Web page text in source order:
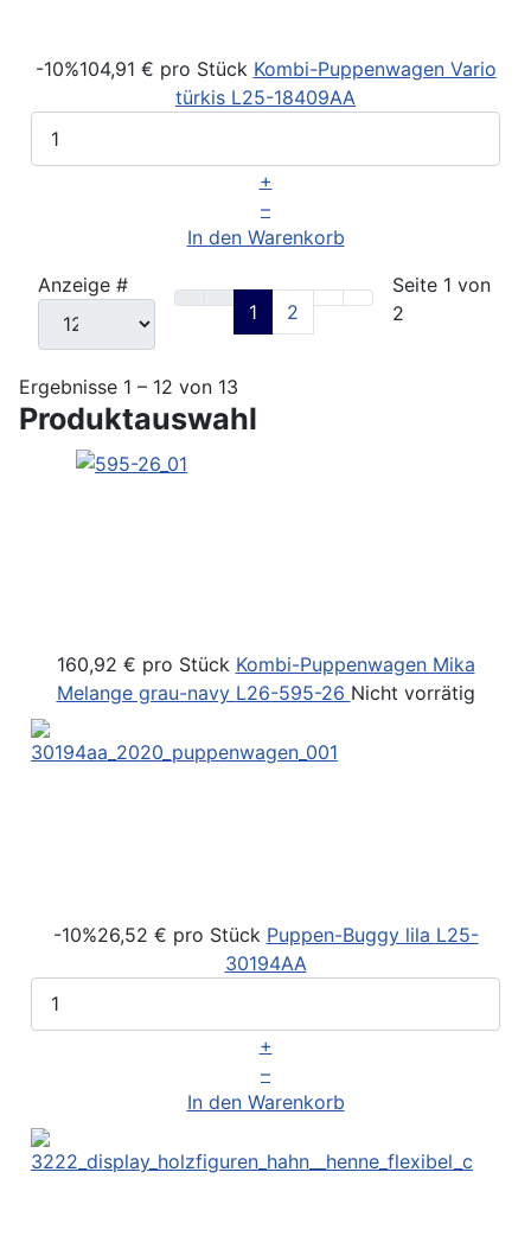
-10%104,91 € pro Stück Kombi-Puppenwagen Vario
türkis L25-18409AA
+
–
In den Warenkorb
Anzeige #
1
2
Seite 1 von
2
Ergebnisse 1 – 12 von 13
Produktauswahl
160,92 € pro Stück Kombi-Puppenwagen Mika
Melange grau-navy L26-595-26 Nicht vorrätig
-10%26,52 € pro Stück Puppen-Buggy lila L25-
30194AA
+
–
In den Warenkorb